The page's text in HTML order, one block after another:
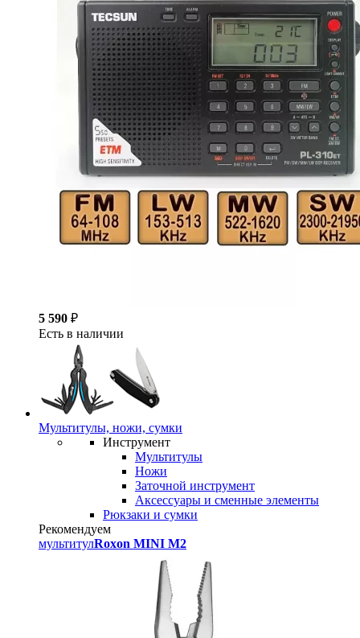
5 590 ₽
Есть в наличии
Мультитулы, ножи, сумки
Инструмент
Мультитулы
Ножи
Заточной инструмент
Аксессуары и сменные элементы
Рюкзаки и сумки
Рекомендуем
мультитулRoxon MINI M2